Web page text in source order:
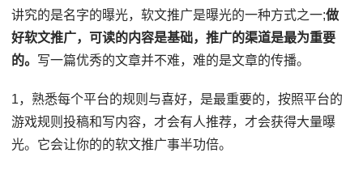
讲究的是名字的曝光，软文推广是曝光的一种方式之一;做
好软文推广，可读的内容是基础，推广的渠道是最为重要
的。 写一篇优秀的文章并不难，难的是文章的传播。
1，熟悉每个平台的规则与喜好，是最重要的，按照平台的
游戏规则投稿和写内容，才会有人推荐，才会获得大量曝
光。它会让你的的软文推广事半功倍。